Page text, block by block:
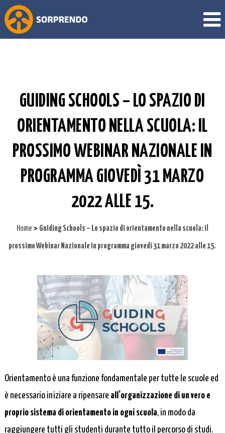
GUIDING SCHOOLS – LO SPAZIO DI
ORIENTAMENTO NELLA SCUOLA: IL
PROSSIMO WEBINAR NAZIONALE IN
PROGRAMMA GIOVEDÌ 31 MARZO
2022 ALLE 15.
Home > Guiding Schools – Lo spazio di orientamento nella scuola: il
prossimo Webinar Nazionale in programma giovedì 31 marzo 2022 alle 15.
Orientamento è una funzione fondamentale per tutte le scuole ed
è necessario iniziare a ripensare all’organizzazione di un vero e
proprio sistema di orientamento in ogni scuola, in modo da
raggiungere tutti gli studenti durante tutto il percorso di studi.